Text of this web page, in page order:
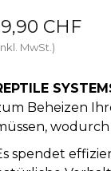
CHF
MwSt.)
Beheizen
spendet